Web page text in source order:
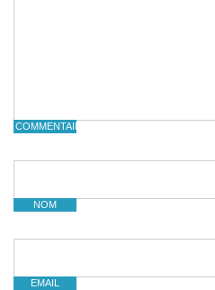
COMMENTAIRE
NOM
EMAIL